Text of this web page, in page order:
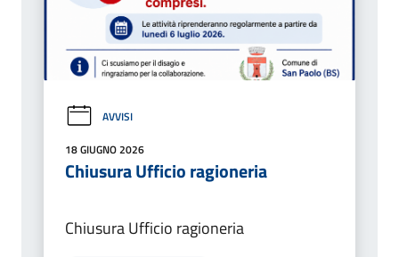
AVVISI
18 GIUGNO 2026
Chiusura Ufficio ragioneria
Chiusura Ufficio ragioneria